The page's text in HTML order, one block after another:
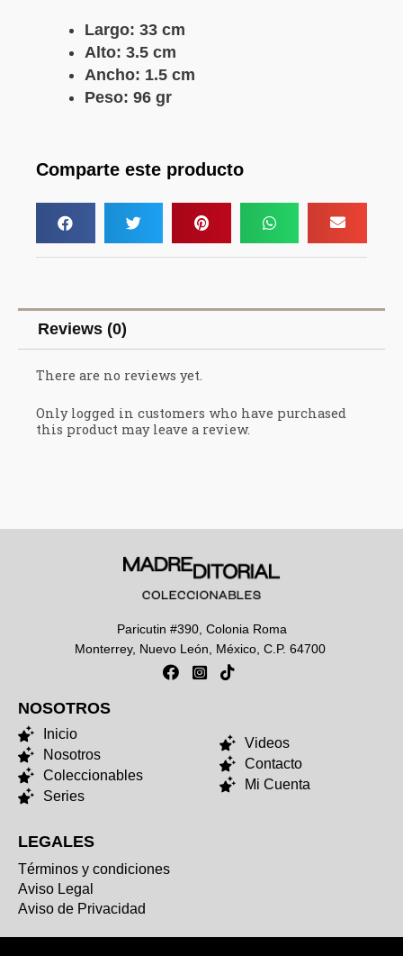
Largo: 33 cm
Alto: 3.5 cm
Ancho: 1.5 cm
Peso: 96 gr
Comparte este producto
Reviews (0)
There are no reviews yet.
Only logged in customers who have purchased
this product may leave a review.
Paricutin #390, Colonia Roma
Monterrey, Nuevo León, México, C.P. 64700
NOSOTROS
Inicio
Nosotros
Coleccionables
Series
Videos
Contacto
Mi Cuenta
LEGALES
Términos y condiciones
Aviso Legal
Aviso de Privacidad